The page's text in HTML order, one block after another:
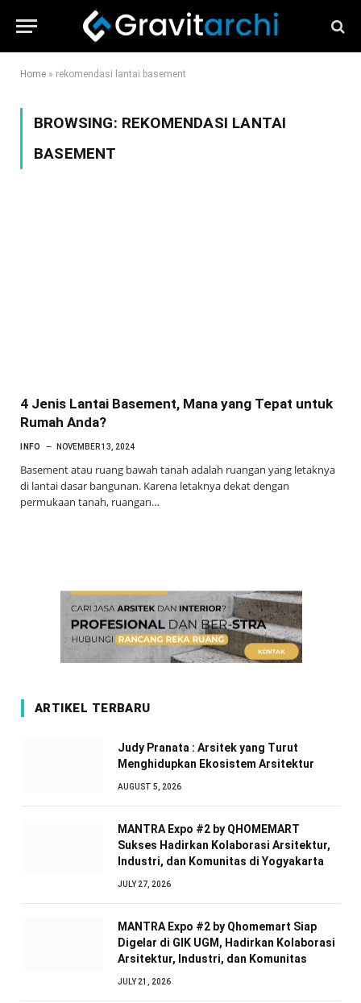
Home » rekomendasi lantai basement
BROWSING: REKOMENDASI LANTAI
BASEMENT
4 Jenis Lantai Basement, Mana yang Tepat untuk
Rumah Anda?
INFO NOVEMBER 13, 2024
Basement atau ruang bawah tanah adalah ruangan yang letaknya
di lantai dasar bangunan. Karena letaknya dekat dengan
permukaan tanah, ruangan…
ARTIKEL TERBARU
Judy Pranata : Arsitek yang Turut
Menghidupkan Ekosistem Arsitektur
AUGUST 5, 2026
MANTRA Expo #2 by QHOMEMART
Sukses Hadirkan Kolaborasi Arsitektur,
Industri, dan Komunitas di Yogyakarta
JULY 27, 2026
MANTRA Expo #2 by Qhomemart Siap
Digelar di GIK UGM, Hadirkan Kolaborasi
Arsitektur, Industri, dan Komunitas
JULY 21, 2026